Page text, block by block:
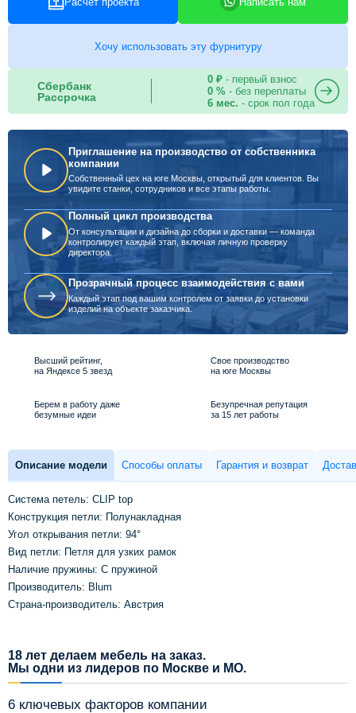
Хочу использовать эту фурнитуру
Сбербанк
Рассрочка
0 ₽- первый взнос
0 %- без переплаты
6 мес. - срок пол года
Приглашение на производство от собственника
компании
Собственный цех на юге Москвы, открытый для клиентов. Вы
увидите станки, сотрудников и все этапы работы.
Полный цикл производства
От консультации и дизайна до сборки и доставки — команда
контролирует каждый этап, включая личную проверку
директора.
Прозрачный процесс взаимодействия с вами
Каждый этап под вашим контролем от заявки до установки
изделий на объекте заказчика.
Высший рейтинг,
на Яндексе 5 звезд
Свое производство
на юге Москвы
Берем в работу даже
безумные идеи
Безупречная репутация
за 15 лет работы
Описание модели Способы оплаты Гарантия и возврат
Система петель: CLIP top
Конструкция петли: Полунакладная
Угол открывания петли: 94°
Вид петли: Петля для узких рамок
Наличие пружины: С пружиной
Производитель: Blum
Страна-производитель: Австрия
18 лет делаем мебель на заказ.
Мы одни из лидеров по Москве и МО.
6 ключевых факторов компании